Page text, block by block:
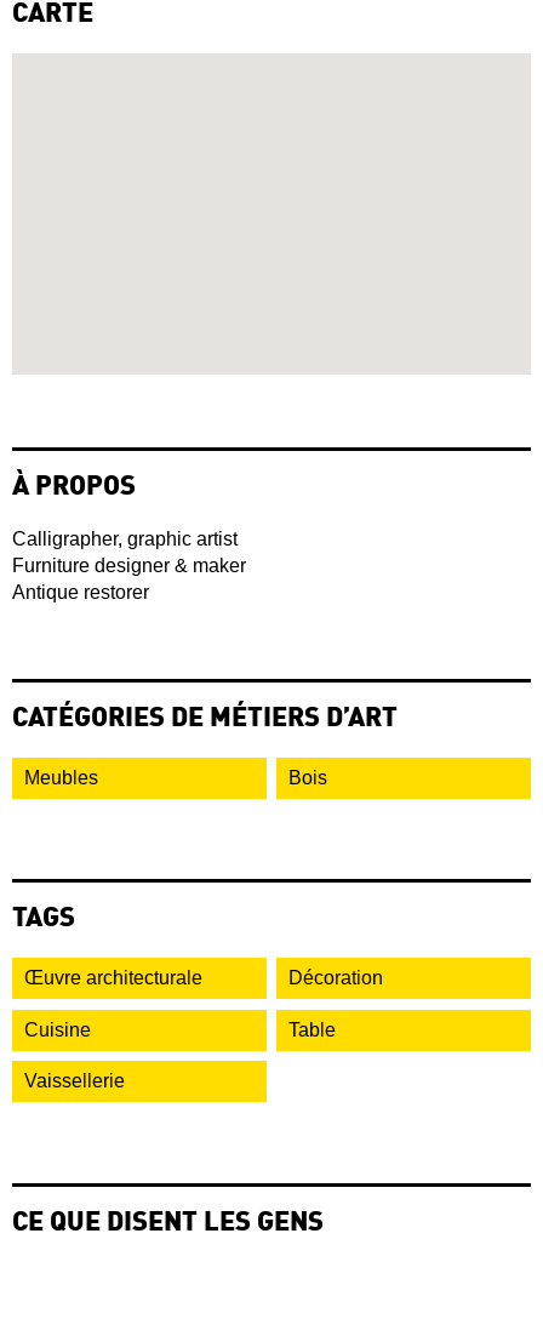
CARTE
À PROPOS
Calligrapher, graphic artist
Furniture designer & maker
Antique restorer
CATÉGORIES DE MÉTIERS D’ART
Meubles Bois
TAGS
Œuvre architecturale Décoration
Cuisine Table
Vaissellerie
CE QUE DISENT LES GENS